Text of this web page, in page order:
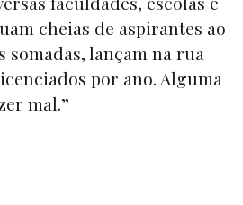
cheias de aspirantes ao
lançam na rua
por ano. Alguma
mal.”